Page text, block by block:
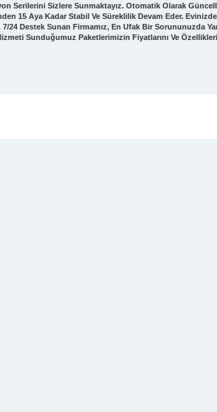
Serilerini Sizlere Sunmaktayız. Otomatik Olarak
15 Aya Kadar Stabil Ve Süreklilik Devam Eder.
7/24 Destek Sunan Firmamız, En Ufak Bir Sorununuzda
Sunduğumuz Paketlerimizin Fiyatlarını Ve